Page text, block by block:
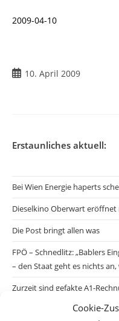
Cookie-
2009-04-10
Beitrag10. April 2009
Erstaunliches aktuell:
Bei Wien Energie haperts
Dieselkino Oberwart
Die Post bringt allen was
FPÖ – Schnedlitz: „Bablers
– den Staat geht es nichts
Zurzeit sind gefakte A1-
Salzburgs Juden und ihre